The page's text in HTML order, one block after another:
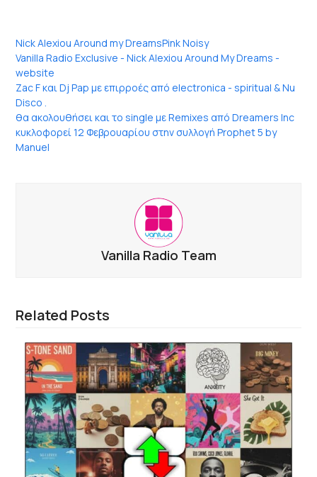
Nick Alexiou Around my DreamsPink Noisy
Vanilla Radio Exclusive - Nick Alexiou Around My Dreams -
website
Zac F και Dj Pap με επιρροές από electronica - spiritual & Nu
Disco .
θα ακολουθήσει και το single με Remixes από Dreamers Inc
κυκλοφορεί 12 Φεβρουαρίου στην συλλογή Prophet 5 by
Manuel
Vanilla Radio Team
Related Posts